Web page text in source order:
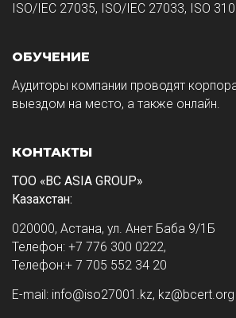
ISO/IEC 27035, ISO/IEC 27033, ISO
ОБУЧЕНИЕ
Аудиторы компании проводят
выездом на место, а также онлайн.
КОНТАКТЫ
ТОО «BC ASIA GROUP»
Казахстан:
020000, Астана, ул. Анет Баба 9/1Б
Телефон: +7 776 300 0222,
Телефон:+ 7 705 552 34 20
E-mail: info@iso27001.kz, kz@bcert.org